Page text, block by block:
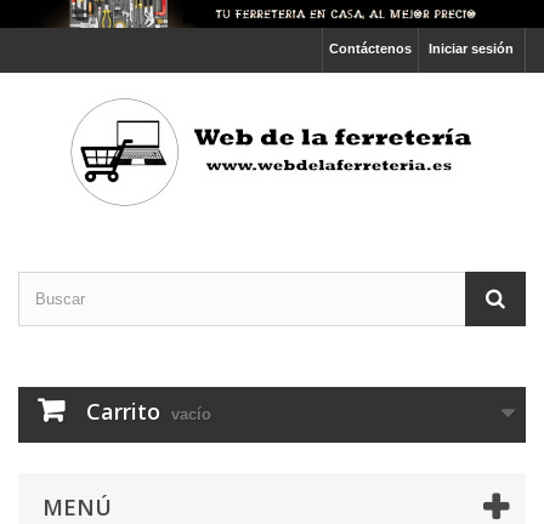
Iniciar sesión
Contáctenos
Carrito vacío
MENÚ